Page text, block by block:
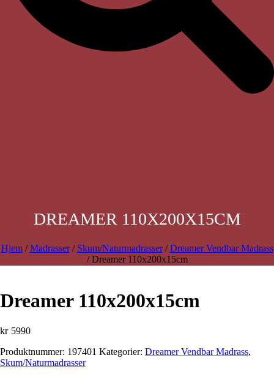
DREAMER 110X200X15CM
Hjem/Madrasser/ Skum/Naturmadrasser/Dreamer Vendbar Madrass
/ Dreamer 110x200x15cm
Dreamer 110x200x15cm
kr 5990
Produktnummer: 197401 Kategorier: Dreamer Vendbar Madrass,
Skum/Naturmadrasser